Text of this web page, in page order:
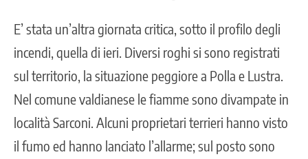
E’ stata un’altra giornata critica, sotto il profilo degli
incendi, quella di ieri. Diversi roghi si sono registrati
sul territorio, la situazione peggiore a Polla e Lustra.
Nel comune valdianese le fiamme sono divampate in
località Sarconi. Alcuni proprietari terrieri hanno visto
il fumo ed hanno lanciato l’allarme; sul posto sono